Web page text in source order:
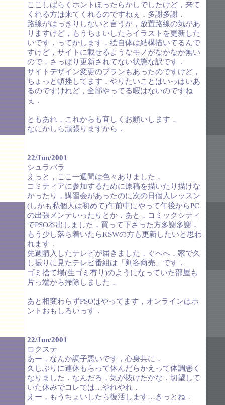
ここしばらくホントほったらかしでしたけど，来て
くれる方は来てくれるのですねぇ．多謝多謝．
路線がはっきりしないと言うか，放置路線の気があ
りますけど，もうちょいしたらイラストを更新した
いです．ってかします．絵自体は結構描いてるんで
すけど，サイトに載せるようなモノがなかなか無い
ので，さっぱり更新されてない状態な訳です．
サイトデザイン変更のプランもあったのですけど，
ちょっと頓挫してます．やりたいことはいっぱいあ
るのですけれど，全部やってる暇はないのですね
ぇ．
ともあれ，これからも宜しくお願いします．
なにかしら頑張りますから．
22/Jun/2001
シュラバラ
えっと，ここ一週間は色々ありました．
コミティアに参加するために原稿を描いたり描けな
かったり，講習会があったのに次の日個人レッスン
(しかも私個人は初めて)午前中にやって午後からPC
の出張メンテいったりとか．あと，コミックシティ
でPSO本出しました．買って下さった方多謝多謝．
もう少し落ち着いたらKSWの方も更新したいと思わ
れます．
先週購入したテレビが届きました，ぐへへ．家で久
し振りに見たテレビ番組は「剣客商売」です．
ゴミ捨て場(生ゴミ有り)のようになっていた部屋も
片っ端から掃除しました．
あと相変わらずPSOはやってます，オンラインはホ
ントおもしろいっす．
22/Jun/2001
ロクステ
あー，なんか調子悪いです，心身共に．
久しぶりに連休もらって休んだらかえって体調悪く
なりました．なんだろ，気が抜けたかな．切望して
いた休みでコレでは…やれやれ．
えー，もうちょいしたら復活します…きっとね．